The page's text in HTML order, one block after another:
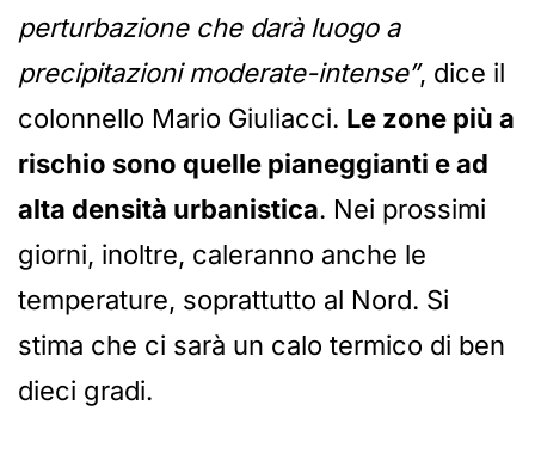
perturbazione che darà luogo a
precipitazioni moderate-intense”, dice il
colonnello Mario Giuliacci. Le zone più a
rischio sono quelle pianeggianti e ad
alta densità urbanistica. Nei prossimi
giorni, inoltre, caleranno anche le
temperature, soprattutto al Nord. Si
stima che ci sarà un calo termico di ben
dieci gradi.